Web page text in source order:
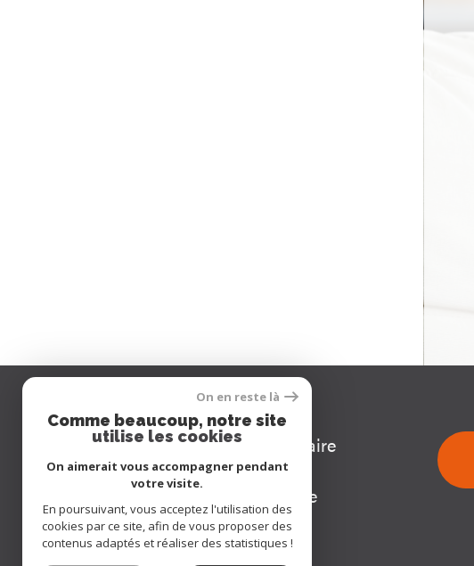
Se connecter
espace copropriétaire
espace propriétaire
On en reste là
Comme beaucoup, notre site
utilise les cookies
On aimerait vous accompagner pendant
votre visite.
En poursuivant, vous acceptez l'utilisation des
cookies par ce site, afin de vous proposer des
contenus adaptés et réaliser des statistiques !